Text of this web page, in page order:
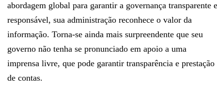
abordagem global para garantir a governança transparente e
responsável, sua administração reconhece o valor da
informação. Torna-se ainda mais surpreendente que seu
governo não tenha se pronunciado em apoio a uma
imprensa livre, que pode garantir transparência e prestação
de contas.